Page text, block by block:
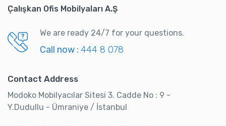
Çalışkan Ofis Mobilyaları A.Ş
We are ready 24/7 for your questions.
Call now : 444 8 078
Contact Address
Modoko Mobilyacılar Sitesi 3. Cadde No : 9 -
Y.Dudullu - Ümraniye / İstanbul